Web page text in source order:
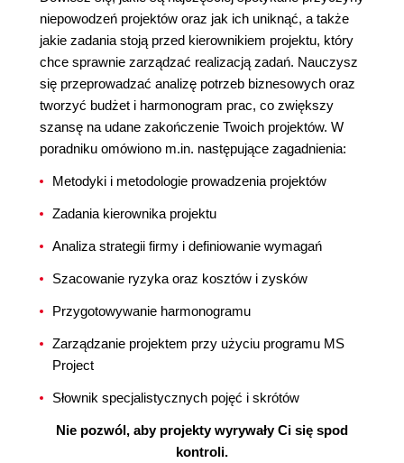
niepowodzeń projektów oraz jak ich uniknąć, a także
jakie zadania stoją przed kierownikiem projektu, który
chce sprawnie zarządzać realizacją zadań. Nauczysz
się przeprowadzać analizę potrzeb biznesowych oraz
tworzyć budżet i harmonogram prac, co zwiększy
szansę na udane zakończenie Twoich projektów. W
poradniku omówiono m.in. następujące zagadnienia:
Metodyki i metodologie prowadzenia projektów
Zadania kierownika projektu
Analiza strategii firmy i definiowanie wymagań
Szacowanie ryzyka oraz kosztów i zysków
Przygotowywanie harmonogramu
Zarządzanie projektem przy użyciu programu MS
Project
Słownik specjalistycznych pojęć i skrótów
Nie pozwól, aby projekty wyrywały Ci się spod
kontroli.